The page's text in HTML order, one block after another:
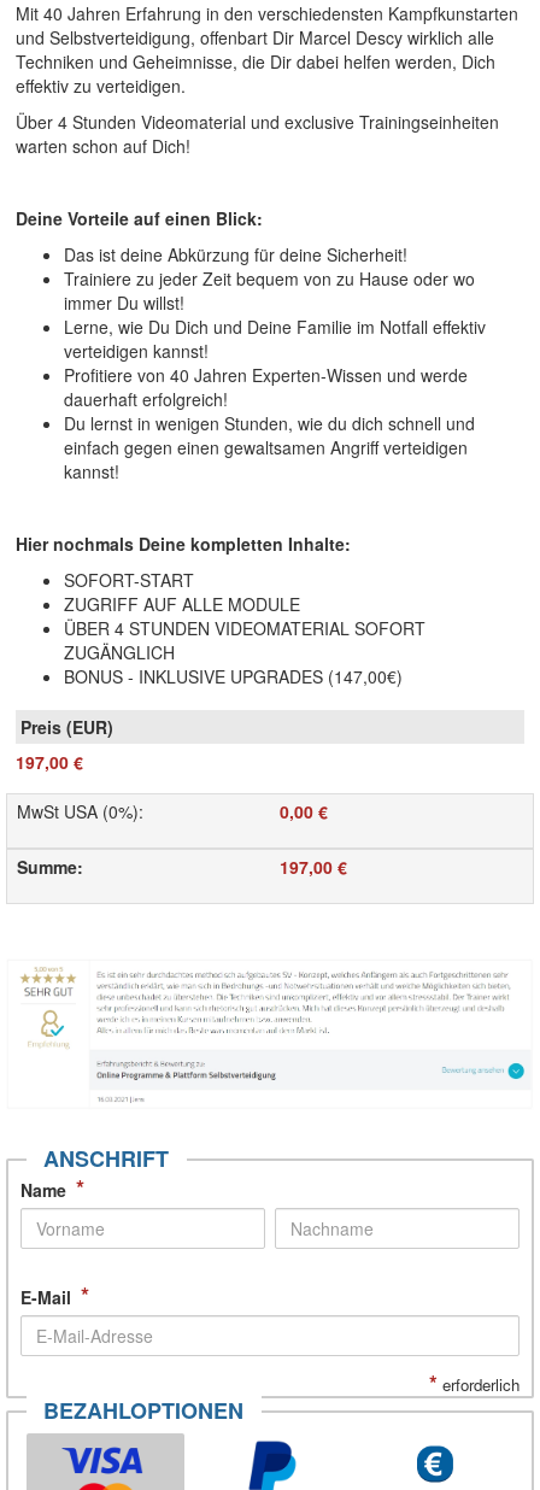
Mit 40 Jahren Erfahrung in den verschiedensten Kampfkunstarten
und Selbstverteidigung, offenbart Dir Marcel Descy wirklich alle
Techniken und Geheimnisse, die Dir dabei helfen werden, Dich
effektiv zu verteidigen.
Über 4 Stunden Videomaterial und exclusive Trainingseinheiten
warten schon auf Dich!
Deine Vorteile auf einen Blick:
Das ist deine Abkürzung für deine Sicherheit!
Trainiere zu jeder Zeit bequem von zu Hause oder wo
immer Du willst!
Lerne, wie Du Dich und Deine Familie im Notfall effektiv
verteidigen kannst!
Profitiere von 40 Jahren Experten-Wissen und werde
dauerhaft erfolgreich!
Du lernst in wenigen Stunden, wie du dich schnell und
einfach gegen einen gewaltsamen Angriff verteidigen
kannst!
Hier nochmals Deine kompletten Inhalte:
SOFORT-START
ZUGRIFF AUF ALLE MODULE
ÜBER 4 STUNDEN VIDEOMATERIAL SOFORT
ZUGÄNGLICH
BONUS - INKLUSIVE UPGRADES (147,00€)
197,00 €
MwSt USA (0%): 0,00 €
Summe: 197,00 €
ANSCHRIFT
Name *
E-Mail *
* erforderlich
BEZAHLOPTIONEN